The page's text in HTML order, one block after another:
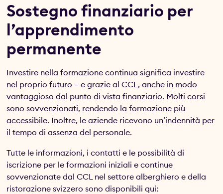
Sostegno finanziario per
l’apprendimento
permanente
Investire nella formazione continua significa investire
nel proprio futuro – e grazie al CCL, anche in modo
vantaggioso dal punto di vista finanziario. Molti corsi
sono sovvenzionati, rendendo la formazione più
accessibile. Inoltre, le aziende ricevono un’indennità per
il tempo di assenza del personale.
Tutte le informazioni, i contatti e le possibilità di
iscrizione per le formazioni iniziali e continue
sovvenzionate dal CCL nel settore alberghiero e della
ristorazione svizzero sono disponibili qui: